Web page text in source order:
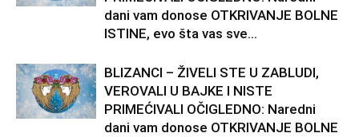
dani vam donose OTKRIVANJE BOLNE
ISTINE, evo šta vas sve...
BLIZANCI – ŽIVELI STE U ZABLUDI,
VEROVALI U BAJKE I NISTE
PRIMEĆIVALI OČIGLEDNO: Naredni
dani vam donose OTKRIVANJE BOLNE